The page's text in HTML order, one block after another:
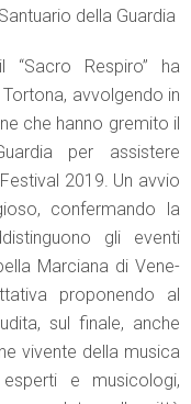
della Guardia
“Sacro Respiro” ha
avvolgendo in
che hanno gremito il
per assistere
2019. Un avvio
confermando la
gli eventi
Marciana di Vene-
proponendo al
sul finale, anche
vivente della musica
e musicologi,